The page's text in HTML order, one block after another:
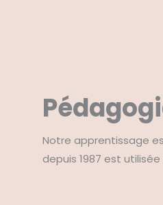
Notre apprentissage
depuis 1987 est